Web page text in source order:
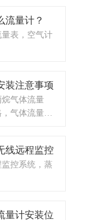
都有），定
流量传感器
）。
流量计？
表，空气计
装注意事项
气体流量
气体流量计
家，燃气流
线远程监控
控系统，蒸
量计安装位